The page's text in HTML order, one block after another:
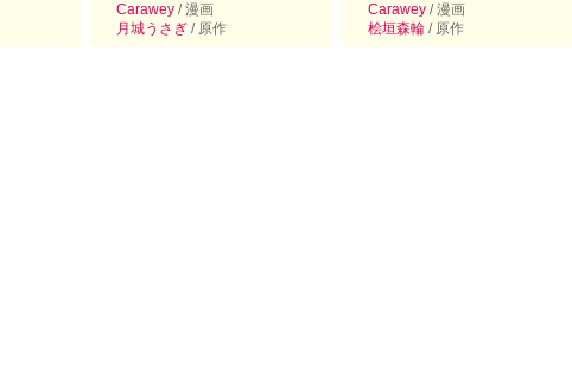
Carawey / 漫画
月城うさぎ / 原作
Carawey / 漫画
桧垣森輪 / 原作